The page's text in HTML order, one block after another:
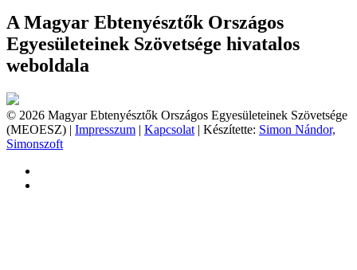
A Magyar Ebtenyésztők Országos
Egyesületeinek Szövetsége hivatalos
weboldala
© 2026 Magyar Ebtenyésztők Országos Egyesületeinek Szövetsége
(MEOESZ) | Impresszum | Kapcsolat | Készítette: Simon Nándor,
Simonszoft